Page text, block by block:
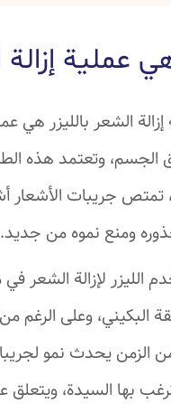
عملية إزالة
إزالة الشعر بالليزر
الجسم، وتعتمد هذه
تمتص جريبات الأشعار
ومنع نموه من جديد.
الليزر لإزالة الشعر
البكيني، وعلى الرغم
الزمن يحدث نمو
بها السيدة،